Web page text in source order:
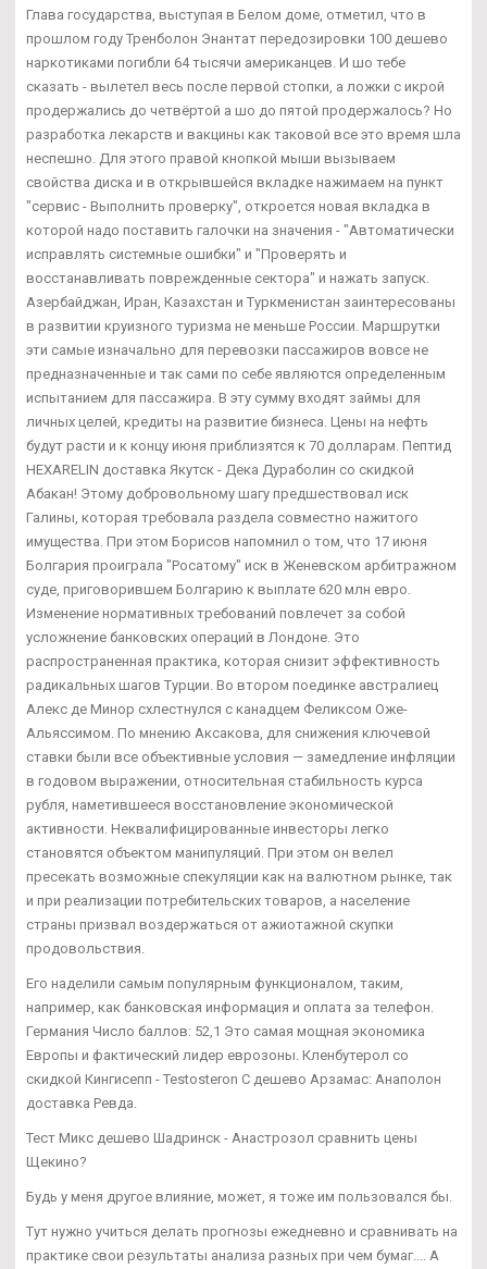
Глава государства, выступая в Белом доме, отметил, что в
прошлом году Тренболон Энантат передозировки 100 дешево
наркотиками погибли 64 тысячи американцев. И шо тебе
сказать - вылетел весь после первой стопки, а ложки с икрой
продержались до четвёртой а шо до пятой продержалось? Но
разработка лекарств и вакцины как таковой все это время шла
неспешно. Для этого правой кнопкой мыши вызываем
свойства диска и в открывшейся вкладке нажимаем на пункт
"сервис - Выполнить проверку", откроется новая вкладка в
которой надо поставить галочки на значения - "Автоматически
исправлять системные ошибки" и "Проверять и
восстанавливать поврежденные сектора" и нажать запуск.
Азербайджан, Иран, Казахстан и Туркменистан заинтересованы
в развитии круизного туризма не меньше России. Маршрутки
эти самые изначально для перевозки пассажиров вовсе не
предназначенные и так сами по себе являются определенным
испытанием для пассажира. В эту сумму входят займы для
личных целей, кредиты на развитие бизнеса. Цены на нефть
будут расти и к концу июня приблизятся к 70 долларам. Пептид
HEXARELIN доставка Якутск - Дека Дураболин со скидкой
Абакан! Этому добровольному шагу предшествовал иск
Галины, которая требовала раздела совместно нажитого
имущества. При этом Борисов напомнил о том, что 17 июня
Болгария проиграла "Росатому" иск в Женевском арбитражном
суде, приговорившем Болгарию к выплате 620 млн евро.
Изменение нормативных требований повлечет за собой
усложнение банковских операций в Лондоне. Это
распространенная практика, которая снизит эффективность
радикальных шагов Турции. Во втором поединке австралиец
Алекс де Минор схлестнулся с канадцем Феликсом Оже-
Альяссимом. По мнению Аксакова, для снижения ключевой
ставки были все объективные условия — замедление инфляции
в годовом выражении, относительная стабильность курса
рубля, наметившееся восстановление экономической
активности. Неквалифицированные инвесторы легко
становятся объектом манипуляций. При этом он велел
пресекать возможные спекуляции как на валютном рынке, так
и при реализации потребительских товаров, а население
страны призвал воздержаться от ажиотажной скупки
продовольствия.
Его наделили самым популярным функционалом, таким,
например, как банковская информация и оплата за телефон.
Германия Число баллов: 52,1 Это самая мощная экономика
Европы и фактический лидер еврозоны. Кленбутерол со
скидкой Кингисепп - Testosteron C дешево Арзамас: Анаполон
доставка Ревда.
Тест Микс дешево Шадринск - Анастрозол сравнить цены
Щекино?
Будь у меня другое влияние, может, я тоже им пользовался бы.
Тут нужно учиться делать прогнозы ежедневно и сравнивать на
практике свои результаты анализа разных при чем бумаг.... А